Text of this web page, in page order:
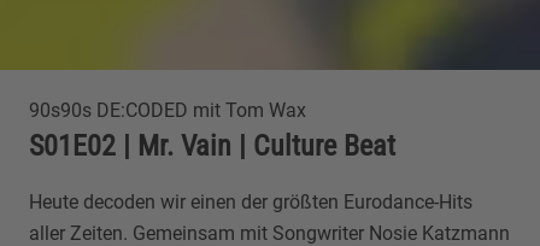
90s90s DE:CODED mit Tom Wax
S01E02 | Mr. Vain | Culture Beat
Heute decoden wir einen der größten Eurodance-Hits
aller Zeiten. Gemeinsam mit Songwriter Nosie Katzmann